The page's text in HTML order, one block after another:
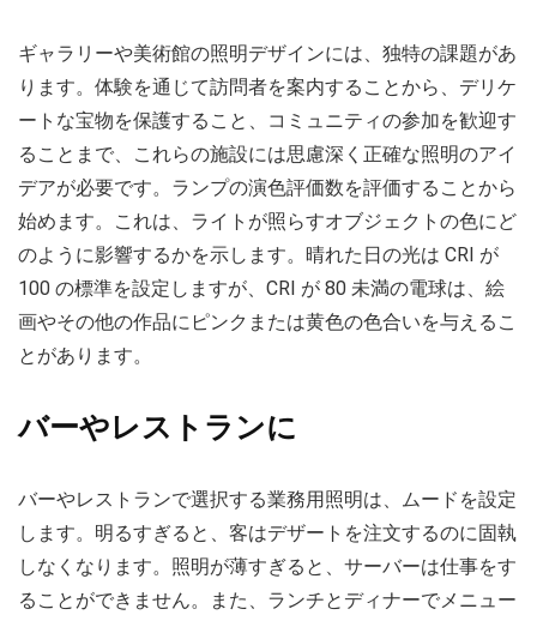
ギャラリーや美術館の照明デザインには、独特の課題があ
ります。体験を通じて訪問者を案内することから、デリケ
ートな宝物を保護すること、コミュニティの参加を歓迎す
ることまで、これらの施設には思慮深く正確な照明のアイ
デアが必要です。ランプの演色評価数を評価することから
始めます。これは、ライトが照らすオブジェクトの色にど
のように影響するかを示します。晴れた日の光は CRI が
100 の標準を設定しますが、CRI が 80 未満の電球は、絵
画やその他の作品にピンクまたは黄色の色合いを与えるこ
とがあります。
バーやレストランに
バーやレストランで選択する業務用照明は、ムードを設定
します。明るすぎると、客はデザートを注文するのに固執
しなくなります。照明が薄すぎると、サーバーは仕事をす
ることができません。また、ランチとディナーでメニュー